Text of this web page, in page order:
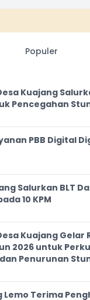
Populer
Kuajang
Pencegahan
PBB Digital
Salurkan BLT
10 KPM
Kuajang Gelar
2026 untuk
Penurunan
Lemo Terima